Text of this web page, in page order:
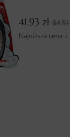
idealne
przekształcisz
41.93 zł
Najniższa cena